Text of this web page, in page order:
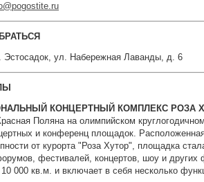
Эстосадок, ул. Набережная Лаванды, д. 6
КОНЦЕРТНЫЙ КОМПЛЕКС РОЗА
Поляна на олимпийском
и конференц площадок.
от курорта "Роза Хутор", площадка
фестивалей, концертов, шоу и
000 кв.м. и включает в себя несколько